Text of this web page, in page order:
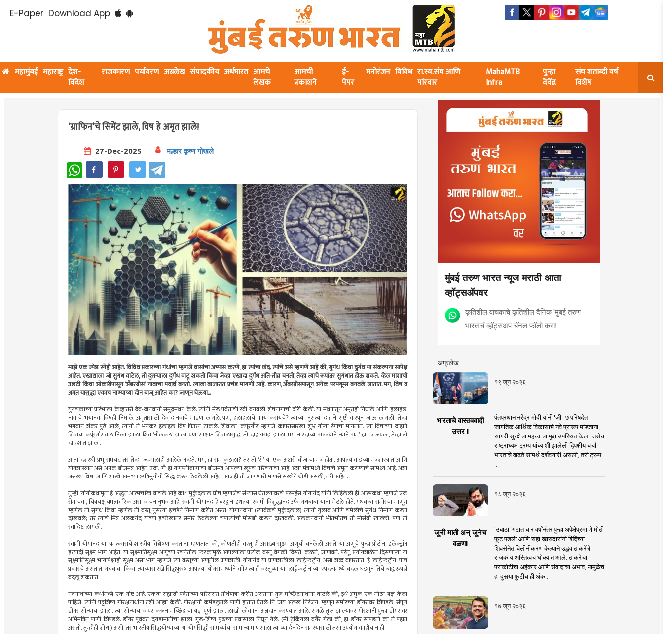
E-Paper Download App
महामुंबई महाराष्ट्र देश-
विदेश
राजकारण पर्यावरण अग्रलेख संपादकीय अर्थभारत आमचे
लेखक
आमची
प्रकाशने
ई-
पेपर
मनोरंजन विविध रा.स्व.संघ आणि
परिवार
MahaMTB
Infra
पुन्हा
देवेंद्र
संघ शताब्दी वर्ष
विशेष
‘ग्राफिन’चे सिमेंट झाले, विष हे अमृत झाले!
27-Dec-2025 मल्हार कृष्ण गोखले
WhatsApp
माझे एक ज्येष्ठ स्नेही आहेत. विविध प्रकारच्या गंधांचा म्हणजे वासांचा अभ्यास करणे, हा त्यांचा छंद. त्यांचे असे म्हणणे आहे की, सुगंध किंवा दुर्गंध या संकल्पना सापेक्ष
आहेत. एखाद्याला जो सुगंध वाटेल, तो दुसर्‍याला दुर्गंध वाटू शकतो किंवा जेव्हा एखादा दुर्गंध अति-तीव्र बनतो, तेव्हा त्याचे रूपांतर सुगंधात होऊ शकते. व्हेल माशाची
उलटी किंवा ओकारीपासून ‘अँबरग्रीस’ नावाचा पदार्थ बनतो. त्याला बाजारात प्रचंड मागणी आहे. कारण, अँबरग्रीसपासून अनेक परफ्यूम्स बनवले जातात. मग, विष व
अमृत यासुद्धा एकाच नाण्याच्या दोन बाजू आहेत का? जाणून घेऊया...
युगचक्राच्या प्रारंभाला केव्हातरी देव-दानवांनी समुद्रमंथन केले. त्यांनी मेरू पर्वताची रवी बनवली. शेषनागाची दोरी केली. या मंथनातून अमृतही निघाले आणि ‘हलाहल’
नावाचे भयानक विषही निघाले. अमृतासाठी देव-दानवांचे भांडण लागले. पण, हलाहलाचे काय करायचे? त्याच्या नुसत्या दाहाने सृष्टी करपून जाऊ लागली. तेव्हा
भगवान शंकर पुढे आले, त्यांनी ते भयंकर हलाहल विष पिऊन टाकले. शिवाला ‘कर्पूरगौर’ म्हणजे कापरासारखा शुभ्र गोर्‍या रंगाचा मानतात. त्या विषाच्या दाहाने
शिवाचा कर्पूरगौर कंठ निळा झाला. शिव ‘नीलकंठ’ झाला. पण, साक्षात शिवालासुद्धा तो दाह असह्य झाला. मग, नारदांच्या सल्ल्याने त्याने ‘राम’ हा मंत्र जपला, तेव्हा तो
दाह शांत झाला.
आता दशरथी प्रभू रामचंद्र तर तेव्हा जन्मालाही आलेले नव्हते. मग, हा राम कुठला? तर तो ‘राँ’ या एक अक्षरी बीजाचा मंत्र होता. आपल्याकडच्या मंत्रशास्त्रात आणि
योगशास्त्रात असे अनेक बीजमंत्र आहेत. उदा. ‘गँ’ हा गणपतीबाप्पाचा बीजमंत्र आपल्या खूपच परिचयाचा आहे. अशा मंत्रांमध्ये विषाचे अमृत करण्याचे सामर्थ्य आहे. अशा
असंख्य विद्या आणि शास्त्रे आमच्या ॠषिमुनींनी सिद्ध करून ठेवलेली आहेत. आजही ती जाणणारी माणसे संख्येने थोडी असली, तरी आहेत.
तुम्ही ‘योगीकथामृत’ हे अद्भुत आत्मचरित्र वाचले आहे का? मुकुंदलाल घोष म्हणजेच संन्यास घेतल्यावरचे परमहंस योगानंद यांनी लिहिलेली ही आत्मकथा म्हणजे एक
रोमांचक, चित्रचक्षुचमत्कारिक असा वाचनानुभव आहे. स्वामी योगानंद हे बरद्वान इथल्या स्वामी विशुद्धानंद उर्फ गंधबाबा यांना भेटले होते. गंधबाबा समोरचा माणूस
म्हणेल तो सुगंध किंवा म्हणेल ती वस्तू नुसत्या इच्छेने निर्माण करीत असत. योगानंदांना (त्यावेळचे मुकुंदलाल) त्यांनी गुलाब आणि चमेलीचे सुगंध निर्माण करून
दाखवले; तर त्यांचे मित्र अलकनंद यांच्या इच्छेखातर समोर ठेवलेल्या चपात्यांची मोसंबी करून दाखवली. अलकनंदांनी भीतभीतच ती मोसंबी खाल्ली; पण ती
स्वादिष्ट लागली.
स्वामी योगानंद या चमत्कारांचे शास्त्रीय विश्लेषण करताना म्हणतात की, कोणतीही वस्तू ही असंख्य सूक्ष्म अणूंची बनलेली असते. या अणूचे पुन्हा प्रोटॉन, इलेक्ट्रॉन
इत्यादी सूक्ष्म भाग आहेत. या सूक्ष्मातिसूक्ष्म अणूंच्या रचनेतील फरकामुळे आपल्याला प्रत्येक वस्तू वेगळी दिसते, कळते, जाणवते. परंतु, प्रयोगशाळेत दिसणार्‍या या
सूक्ष्मातिसूक्ष्म भागांपेक्षाही सूक्ष्म असा भाग म्हणजे त्या वस्तूच्या अणूतील प्राणशक्ती. योगानंद या प्राणशक्तीला ‘लाईफट्रॉन’ असा शब्द वापरतात. हे ‘लाईफट्रॉन’ पाच
प्रकारचे असतात. गंधबाबा किंवा त्यांच्यासारखे सिद्धपुरुष आपल्या योगसामर्थ्याने कोणत्याही वस्तूच्या या ‘लाईफट्रॉन’च्या स्पंदनांमध्ये बदल घडवून तिचे बाह्यरूपही
बदलू शकतात.
नवनाथांच्या कथांमध्ये एक गोष्ट आहे. एकदा सह्याद्री पर्वताच्या परिसरात तीर्थयात्रा करीत असताना गुरू मच्छिंद्रनाथांना वाटले की, इथे अमुक एक मोठा यज्ञ केला
पाहिजे. त्यांनी पट्टशिष्य गोरक्षनाथांना तशी आज्ञा केली. गोरक्षांनी कमंडलुतले पाणी हातात घेतले नि ‘जय अलख निरंजन’ म्हणून समोरच्या डोंगरावर शिंपडले. संपूर्ण
डोंगर सोन्याचा झाला. त्या सोन्याचा वापर करून मच्छिंद्रांचा यज्ञ पूर्ण झाला. लाखो लोकांना अन्नदान करण्यात आले. सगळे तृप्त झाल्यावर गोरक्षांनी पुन्हा डोंगरावर
अभिमंत्रित पाणी शिंपडले. डोंगर पूर्ववत दगडामातीचा झाला. गुरू-शिष्य पुढच्या प्रवासाला निघून गेले. (मी ट्रेकिंगला वगैरे गेलो की, हा डोंगर सापडतो का ते पहात
असतो. तुम्हीही शोधा) असो. तर भारतीय सिद्धयोग्यांच्या या योगसिद्धी सामर्थ्याचा सामान्य माणसाला त्याच्या दैनंदिन समस्यांसाठी तसा उपयोग काहीच नाही.
मुंबई तरुण भारत न्यूज मराठी आता
व्हॉट्सॲपवर
कृतिशील वाचकांचे कृतिशील दैनिक 'मुंबई तरुण
भारत'चं व्हॉट्सअप चॅनल फॉलो करा!
अग्रलेख
१९ जून २०२६
भारताचे वास्तववादी
उत्तर !
पंतप्रधान नरेंद्र मोदी यांनी 'जी- ७ परिषदेत
जागतिक आर्थिक विकासाचे नवे प्रारूप मांडताना,
सागरी सुरक्षेचा महत्त्वाचा मुद्दा उपस्थित केला. तसेच
राष्ट्राध्यक्ष ट्रम्प यांच्याशी झालेली द्विपक्षीय चर्चा
भारताचे वाढते सामर्थ दर्शवणारी असली, तरी ट्रम्प
१८ जून २०२६
जुनी माती अन् जुनेच
वळण!
‘उबाठा’ गटात चार वर्षांनंतर पुन्हा अपेक्षेप्रमााणे मोठी
फूट पडली आणि सहा खासदारांनी शिंदेंच्या
शिवसेनेत विलीनीकरण केल्याने उद्धव ठाकरेंचे
राजकीय अस्तित्वच धोक्यात आले. ठाकरेंचा
पराकोटीचा अहंकार आणि संवादाचा अभाव, यामुळेच
हा दुसर्‍या फुटीचाही अंक ..
१७ जून २०२६